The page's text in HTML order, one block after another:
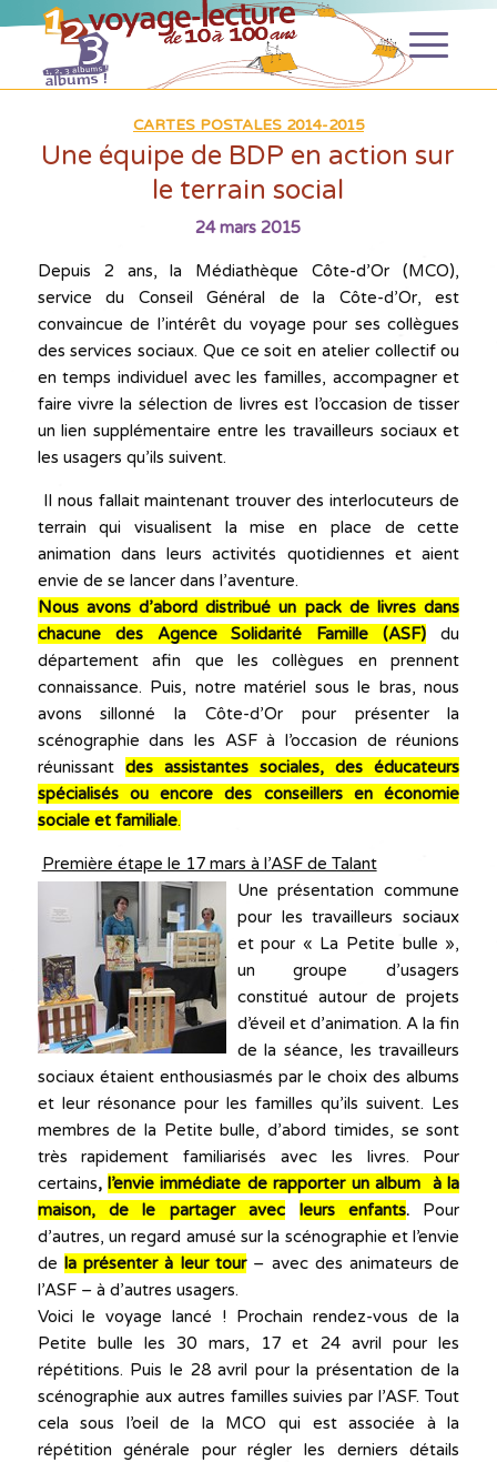
CARTES POSTALES 2014-2015
Une équipe de BDP en action sur
le terrain social
24 mars 2015
Depuis 2 ans, la Médiathèque Côte-d’Or (MCO),
service du Conseil Général de la Côte-d’Or, est
convaincue de l’intérêt du voyage pour ses collègues
des services sociaux. Que ce soit en atelier collectif ou
en temps individuel avec les familles, accompagner et
faire vivre la sélection de livres est l’occasion de tisser
un lien supplémentaire entre les travailleurs sociaux et
les usagers qu’ils suivent.
Il nous fallait maintenant trouver des interlocuteurs de
terrain qui visualisent la mise en place de cette
animation dans leurs activités quotidiennes et aient
envie de se lancer dans l’aventure.
Nous avons d’abord distribué un pack de livres dans
chacune des Agence Solidarité Famille (ASF) du
département afin que les collègues en prennent
connaissance. Puis, notre matériel sous le bras, nous
avons sillonné la Côte-d’Or pour présenter la
scénographie dans les ASF à l’occasion de réunions
réunissant des assistantes sociales, des éducateurs
spécialisés ou encore des conseillers en économie
sociale et familiale.
Première étape le 17 mars à l’ASF de Talant
Une présentation commune
pour les travailleurs sociaux
et pour « La Petite bulle »,
un groupe d’usagers
constitué autour de projets
d’éveil et d’animation. A la fin
de la séance, les travailleurs
sociaux étaient enthousiasmés par le choix des albums
et leur résonance pour les familles qu’ils suivent. Les
membres de la Petite bulle, d’abord timides, se sont
très rapidement familiarisés avec les livres. Pour
certains,l’envie immédiate de rapporter un album à la
maison, de le partager avec
leurs enfants. Pour
d’autres, un regard amusé sur la scénographie et l’envie
de la présenter à leur tour– avec des animateurs de
l’ASF – à d’autres usagers.
Voici le voyage lancé ! Prochain rendez-vous de la
Petite bulle les 30 mars, 17 et 24 avril pour les
répétitions. Puis le 28 avril pour la présentation de la
scénographie aux autres familles suivies par l’ASF. Tout
cela sous l’oeil de la MCO qui est associée à la
répétition générale pour régler les derniers détails